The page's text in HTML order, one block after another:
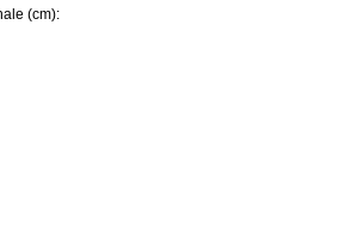
(cm):